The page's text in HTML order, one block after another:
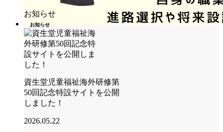
お知らせ
お知らせ
資生堂児童福祉海外研修第
50回記念特設サイトを公開
しました！
2026.05.22